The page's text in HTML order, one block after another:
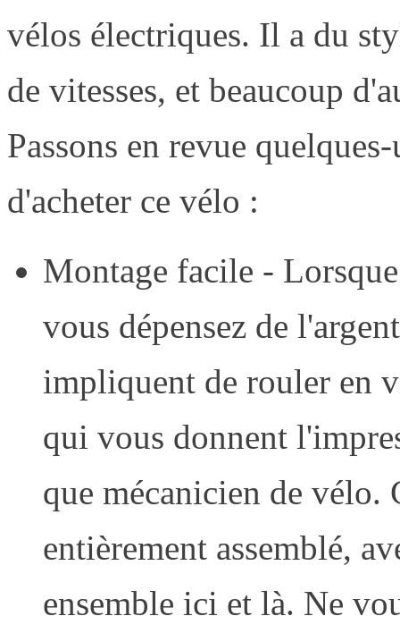
vélos électriques. Il a du
de vitesses, et beaucoup
Passons en revue
d'acheter ce vélo :
Montage facile -
vous dépensez de
impliquent de rouler en
qui vous donnent
que mécanicien de vélo.
entièrement assemblé,
ensemble ici et là. Ne